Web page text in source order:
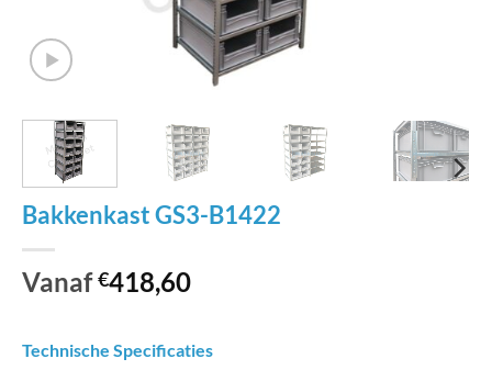
Bakkenkast GS3-B1422
Vanaf€418,60
Technische Specificaties